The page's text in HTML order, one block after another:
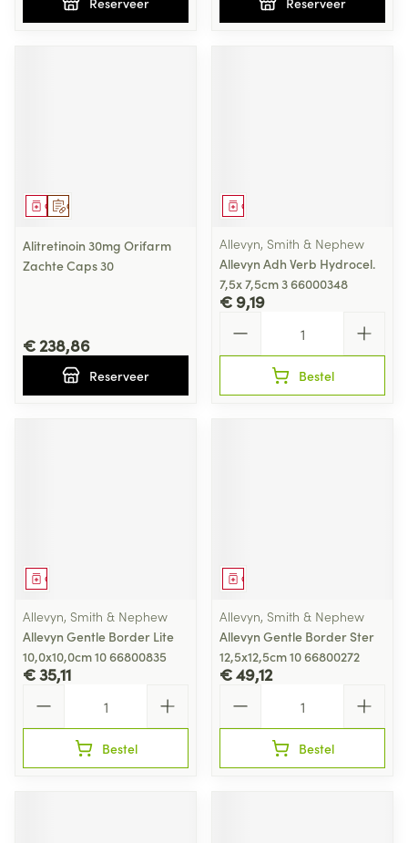
Op voorschrift
Geneesmiddel
Alitretinoin 30mg Orifarm
Zachte Caps 30
€ 238,86
Reserveer
Geneesmiddel
Allevyn, Smith & Nephew
Allevyn Adh Verb Hydrocel.
7,5x 7,5cm 3 66000348
€ 9,19
Bestel
Geneesmiddel
Allevyn, Smith & Nephew
Allevyn Gentle Border Lite
10,0x10,0cm 10 66800835
€ 35,11
Bestel
Geneesmiddel
Allevyn, Smith & Nephew
Allevyn Gentle Border Ster
12,5x12,5cm 10 66800272
€ 49,12
Bestel